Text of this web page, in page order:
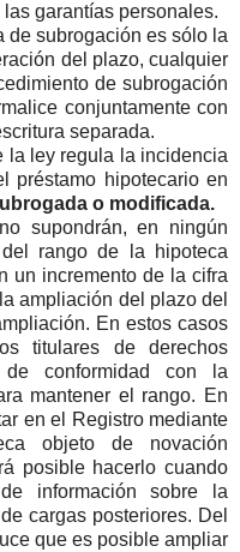
garantías personales.
de subrogación es sólo la
del plazo, cualquier
de subrogación
conjuntamente con
separada.
la ley regula la incidencia
préstamo hipotecario en
o modificada.
supondrán, en ningún
rango de la hipoteca
un incremento de la cifra
ampliación del plazo del
En estos casos
titulares de derechos
conformidad con la
mantener el rango. En
en el Registro mediante
objeto de novación
posible hacerlo cuando
información sobre la
cargas posteriores. Del
que es posible ampliar